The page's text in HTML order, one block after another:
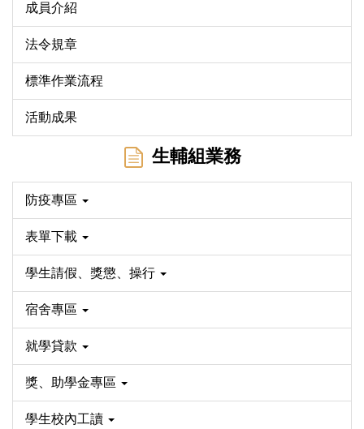
成員介紹
法令規章
標準作業流程
活動成果
生輔組業務
防疫專區
表單下載
學生請假、獎懲、操行
宿舍專區
就學貸款
獎、助學金專區
學生校內工讀